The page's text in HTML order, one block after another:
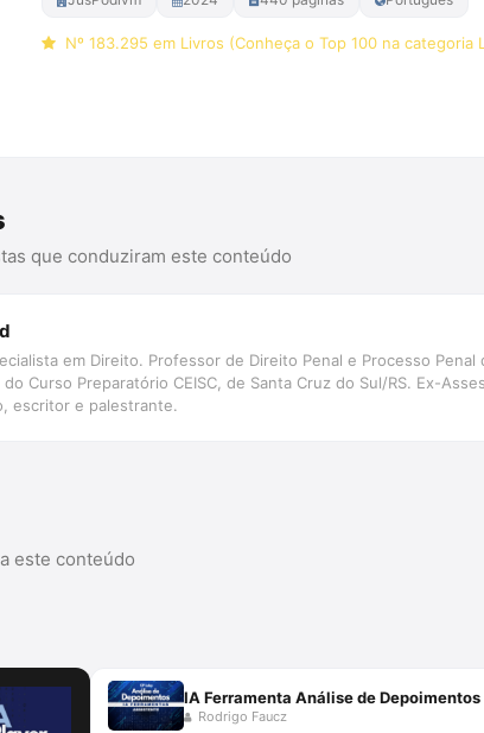
Nº 183.295 em Livros (Conheça o Top 100 na categoria
que conduziram este conteúdo
em Direito. Professor de Direito Penal e Processo
do Curso Preparatório CEISC, de Santa Cruz do Sul/RS. Ex-
escritor e palestrante.
este conteúdo
IA Ferramenta Análise de Depoimentos
Rodrigo Faucz